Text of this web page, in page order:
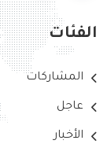
الفئات
المشاركات
عاجل
الأخبار